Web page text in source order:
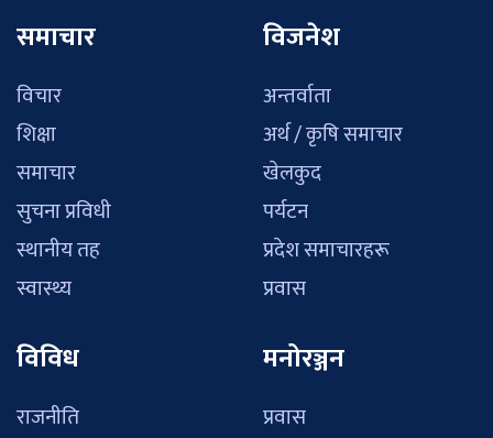
समाचार
विचार
शिक्षा
समाचार
सुचना प्रविधी
स्थानीय तह
स्वास्थ्य
विजनेश
अन्तर्वाता
अर्थ / कृषि समाचार
खेलकुद
पर्यटन
प्रदेश समाचारहरू
प्रवास
विविध
राजनीति
मनोरञ्जन
प्रवास